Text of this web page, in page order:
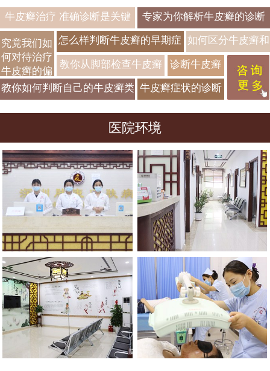
牛皮癣治疗 准确诊断是关键
专家为你解析牛皮癣的诊断
要点都有什么
究竟我们如
何对待治疗
牛皮癣的偏
方
怎么样判断牛皮癣的早期症
状
如何区分牛皮癣和
湿疹
教你从脚部检查牛皮癣
诊断牛皮癣
的方法具体
怎么做鉴别
教你如何判断自己的牛皮癣类 牛皮癣症状的诊断
医院环境